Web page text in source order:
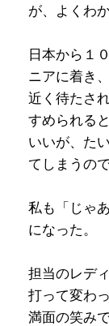
が、よくわか
日本から１
ニアに着き
近く待たさ
すめられる
いいが、た
てしまうの
私も「じゃ
になった。
担当のレデ
打って変わ
満面の笑み